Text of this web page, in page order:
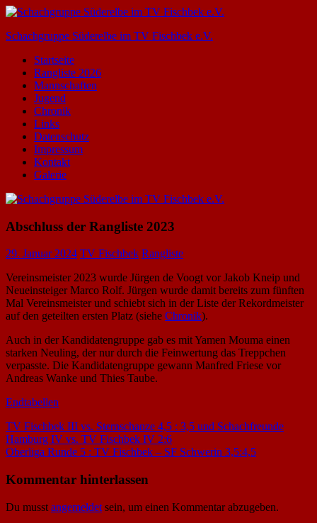
Zum
springen
Schachgruppe Süderelbe im TV Fischbek e.V.
Startseite
Rangliste 2026
Mannschaften
Jugend
Chronik
Links
Datenschutz
Impressum
Kontakt
Galerie
Abschluss der Rangliste 2023
29. Januar 2024 TV Fischbek Rangliste
Vereinsmeister 2023 wurde Jürgen de Voogt vor Jakob Kneip und
Neueinsteiger Marco Rolf. Jürgen wurde damit bereits zum fünften
Mal Vereinsmeister und schiebt sich in der Liste der Rekordmeister
auf den geteilten ersten Platz (siehe Chronik).
Auch in der Kandidatengruppe gab es mit Yamen Mouma einen
starken Neuling, der nur durch die Feinwertung das Treppchen
verpasste. Die Kandidatengruppe gewann Manfred Friese vor
Andreas Wanke und Thies Taube.
Endtabellen
Beitragsnavigation
Vorheriger
Beitrag:
TV Fischbek III vs. Sternschanze 4,5 : 3,5 und Schachfreunde
Hamburg IV vs. TV Fischbek IV 2:6
Nächster
Oberliga Runde 5 : TV Fischbek – SF Schwerin 3,5:4,5
Kommentar hinterlassen
Du musst angemeldet sein, um einen Kommentar abzugeben.